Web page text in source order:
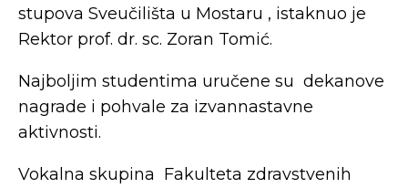
stupova Sveučilišta u Mostaru , istaknuo je
Rektor prof. dr. sc. Zoran Tomić.
Najboljim studentima uručene su dekanove
nagrade i pohvale za izvannastavne
aktivnosti.
Vokalna skupina Fakulteta zdravstvenih